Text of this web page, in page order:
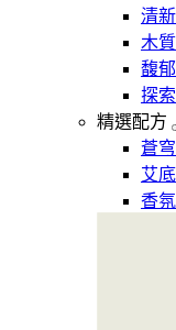
清
木
馥
探
精選配方
蒼
艾
香